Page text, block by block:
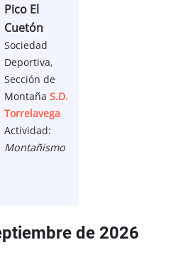
Pico El
Cuetón
Sociedad
Deportiva,
Sección de
MontañaS.D.
Torrelavega
Actividad:
Montañismo
de 2026